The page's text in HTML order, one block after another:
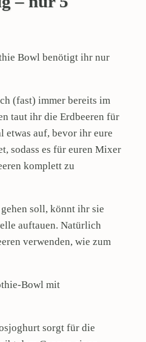
Bowl benötigt ihr nur
(fast) immer bereits im
taut ihr die Erdbeeren für
etwas auf, bevor ihr eure
sodass es für euren Mixer
komplett zu
soll, könnt ihr sie
auftauen. Natürlich
verwenden, wie zum
sorgt für die